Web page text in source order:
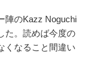
陣のKazz Noguchi
た。読めば今度の
くなること間違い